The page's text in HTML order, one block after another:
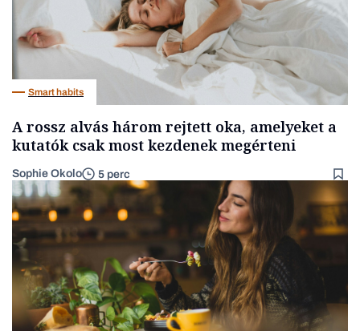
Smart habits
A rossz alvás három rejtett oka, amelyeket a
kutatók csak most kezdenek megérteni
Sophie Okolo 5 perc